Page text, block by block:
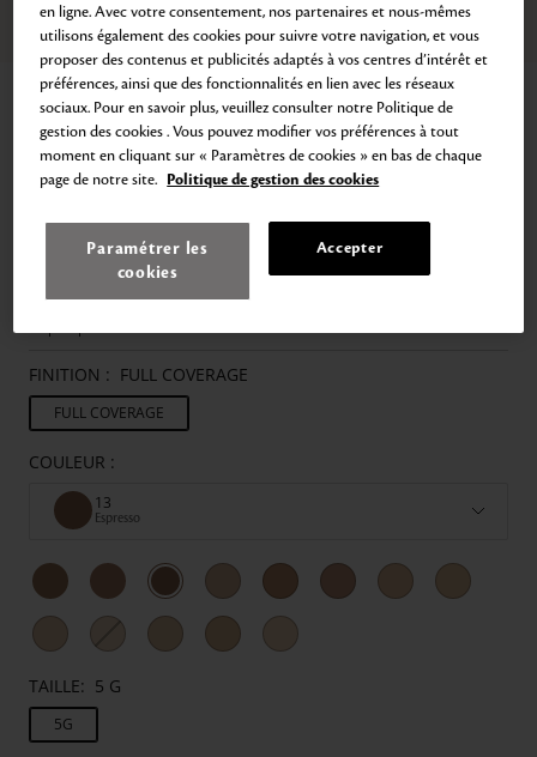
Zoom
Aller
au
slide
Aller
au
slide
Aller
au
slide
3
Aller
au
slide
Aller
au
slide
Aller
au
slide
Accueil Correcteur
CORRECTEUR
Anti-cernes haute couvrance
Conçu pour masquer subtilement les imperfections, sa forme en stick
permet des retouches faciles sur l'ensemble du visage.
FINITION : FULL COVERAGE
FULL COVERAGE
COULEUR :
13
Espresso
TAILLE: 5 G
5G
en ligne. Avec votre consentement, nos partenaires et nous-mêmes
utilisons également des cookies pour suivre votre navigation, et vous
proposer des contenus et publicités adaptés à vos centres d’intérêt et
préférences, ainsi que des fonctionnalités en lien avec les réseaux
sociaux. Pour en savoir plus, veuillez consulter notre Politique de
gestion des cookies . Vous pouvez modifier vos préférences à tout
moment en cliquant sur « Paramètres de cookies » en bas de chaque
page de notre site. Politique de gestion des cookies
Paramétrer les
cookies
Accepter